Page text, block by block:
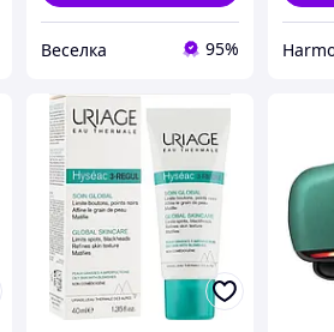
Веселка 95%